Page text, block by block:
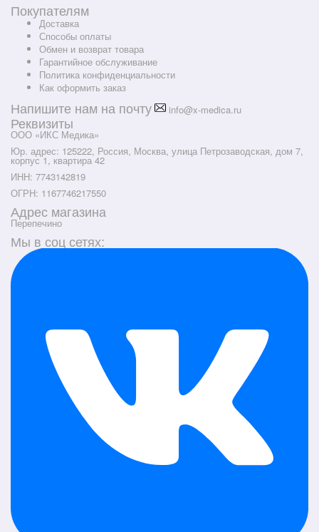
Покупателям
Доставка
Способы оплаты
Обмен и возврат товара
Гарантийное обслуживание
Политика конфиденциальности
Как оформить заказ
Напишите нам на почту info@x-medica.ru
Реквизиты
ООО «ИКС Медика»
Юр. адрес: 125222, Россия, Москва, улица Петрозаводская, дом 7,
корпус 1, квартира 42
ИНН: 7743142819
ОГРН: 1167746217550
Адрес магазина
Перепечино
Мы в соц сетях: